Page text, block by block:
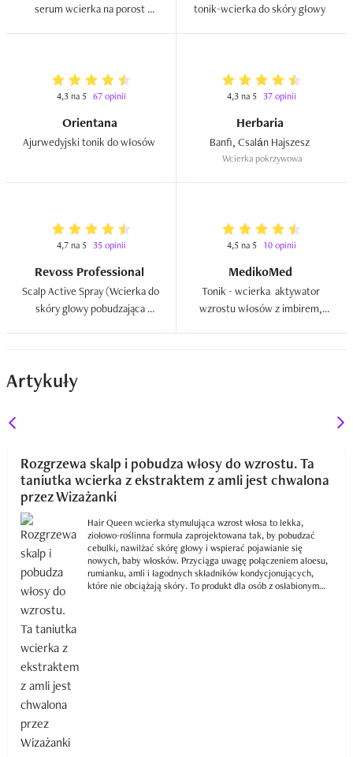
serum wcierka na porost
4,3 na 5 67 opinii
Orientana
4,3 na 5 37 opinii
Herbaria
Wcierka pokrzywowa
4,7 na 5 35 opinii
Revoss Professional
Scalp Active Spray (Wcierka do
skóry glowy pobudzająca
4,5 na 5 10 opinii
MedikoMed
Tonik - wcierka  aktywator
wzrostu włosów z imbirem,
Artykuły
Rozgrzewa skalp i pobudza włosy do wzrostu. Ta
taniutka wcierka z ekstraktem z amli jest chwalona
przez Wizażanki
Hair Queen wcierka stymulująca wzrost włosa to lekka,
ziołowo-roślinna formuła zaprojektowana tak, by pobudzać
cebulki, nawilżać skórę głowy i wspierać pojawianie się
nowych, baby włosków. Przyciąga uwagę połączeniem aloesu,
rumianku, amli i łagodnych składników kondycjonujących,
które nie obciążają skóry. To produkt dla osób z osłabionym